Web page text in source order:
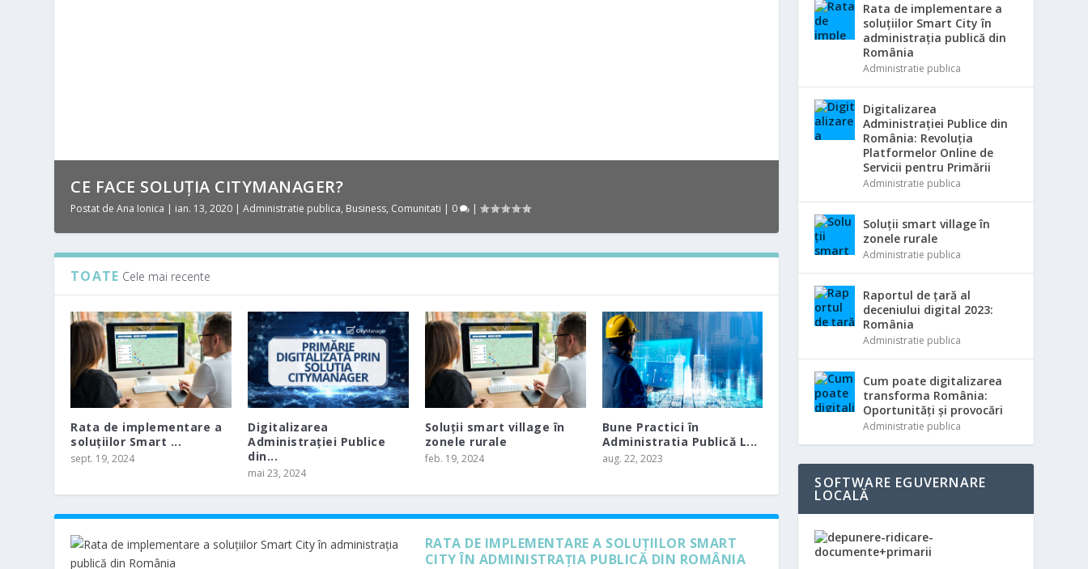
CE FACE SOLUȚIA CITYMANAGER?
Postat deAna Ionica | ian. 13, 2020 |Administratie publica, Business, Comunitati | 0 |
TOATE Cele mai recente
Rata de implementare a
soluțiilor Smart ...
sept. 19, 2024
Digitalizarea
Administrației Publice
din...
mai 23, 2024
Soluții smart village în
zonele rurale
feb. 19, 2024
Bune Practici în
Administratia Publică L...
aug. 22, 2023
RATA DE IMPLEMENTARE A SOLUȚIILOR SMART
CITY ÎN ADMINISTRAȚIA PUBLICĂ DIN ROMÂNIA
Rata de implementare a
soluțiilor Smart City în
administrația publică din
România
Administratie publica
Digitalizarea
Administrației Publice din
România: Revoluția
Platformelor Online de
Servicii pentru Primării
Administratie publica
Soluții smart village în
zonele rurale
Administratie publica
Raportul de țară al
deceniului digital 2023:
România
Administratie publica
Cum poate digitalizarea
transforma România:
Oportunități și provocări
Administratie publica
SOFTWARE EGUVERNARE
LOCALĂ